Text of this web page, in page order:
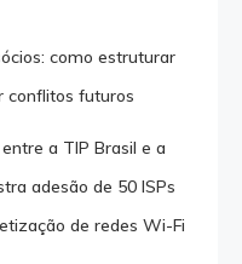
como estruturar
conflitos futuros
a TIP Brasil e a
adesão de 50 ISPs
de redes Wi-Fi